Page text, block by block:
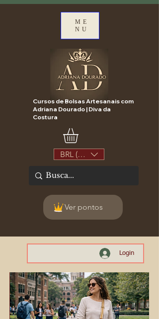
ME
NU
Cursos de Bolsas Artesanais com
Adriana Dourado | Diva da
Costura
BRL (R$)
Ver pontos
Login